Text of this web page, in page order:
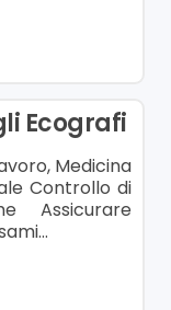
Ecografi
Medicina
Controllo di
Assicurare